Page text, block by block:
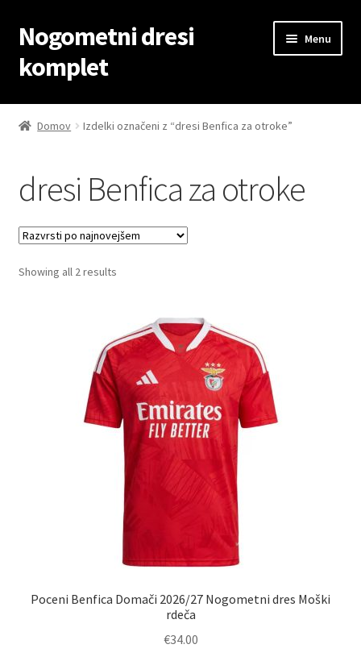
Skip
to
navigation
Skip
to
content
Nogometni dresi
komplet
Menu
Domov
Kontaktiraj nas
Košarica
Moj račun
Zaključek nakupa
Domov Izdelki označeni z “dresi Benfica za otroke”
dresi Benfica za otroke
Showing all 2 resultsSorted
Poceni Benfica Domači 2026/27 Nogometni dres Moški
rdeča
€34.00